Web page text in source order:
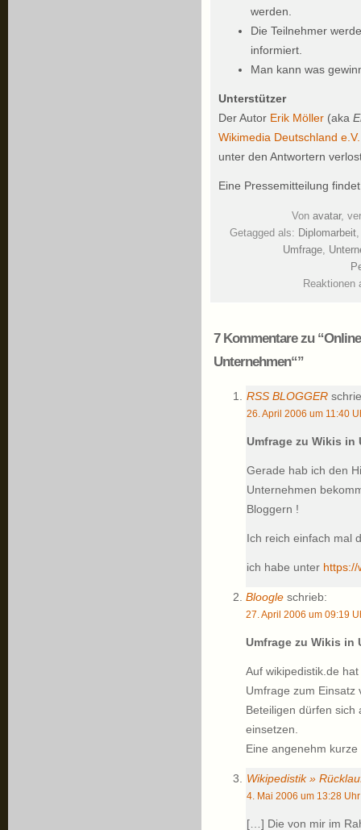
werden.
Die Teilnehmer
informiert.
Man kann was
Unterstützer
Der Autor Erik Möller (aka
Wikimedia Deutschland e.V.
unter den Antwortern
Eine Pressemitteilung
Von avatar,
Getagged als: Diplomarbeit
Umfrage,
7 Kommentare zu
Unternehmen“”
RSS BLOGGER
26. April 2006 um 11:40
Umfrage zu Wikis
Gerade hab ich den
Unternehmen
Bloggern !
Ich reich einfach mal
ich habe unter https://
Bloogle schrieb:
27. April 2006 um 09:19
Umfrage zu Wikis in
Auf wikipedistik.de
Umfrage zum Einsatz
Beteiligen dürfen sich
einsetzen.
Eine angenehm
Wikipedistik »
4. Mai 2006 um 13:28 Uhr
[…] Die von mir im